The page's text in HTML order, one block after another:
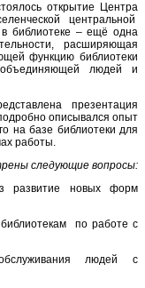
открытие Центра
центральной
в библиотеке – ещё одна
расширяющая
функцию библиотеки
объединяющей людей и
презентация
описывался опыт
на базе библиотеки для
работы.
следующие вопросы:
развитие новых форм
по работе с
людей с